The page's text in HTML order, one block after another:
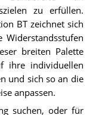
zu erfüllen.
BT zeichnet sich
breiten Palette
ihre individuellen
und sich so an die
anpassen.
suchen, oder für